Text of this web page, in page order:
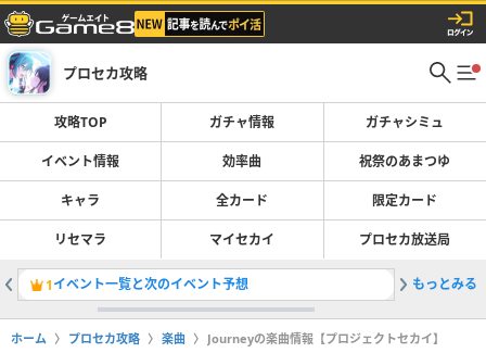
プロセカ攻略
攻略TOP ガチャ情報 ガチャシミュ
イベント情報 効率曲 祝祭のあまつゆ
キャラ 全カード 限定カード
リセマラ マイセカイ プロセカ放送局
1イベント一覧と次のイベント予想 2効率曲
もっとみる
ホーム プロセカ攻略 楽曲 Journeyの楽曲情報【プロジェクトセカイ】